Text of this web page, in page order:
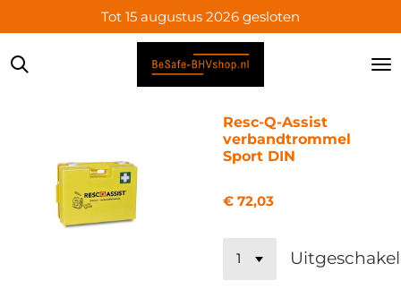
direct
naar
Tot 15 augustus 2026 gesloten
Resc-Q-Assist
verbandtrommel
Sport DIN
€ 72,03